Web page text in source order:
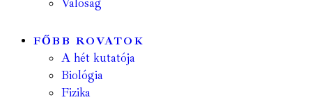
Valóság
FŐBB ROVATOK
A hét kutatója
Biológia
Fizika